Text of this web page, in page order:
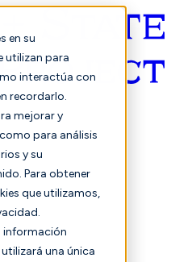
en su
utilizan para
interactúa con
recordarlo.
mejorar y
para análisis
y su
Para obtener
que utilizamos,
información
una única